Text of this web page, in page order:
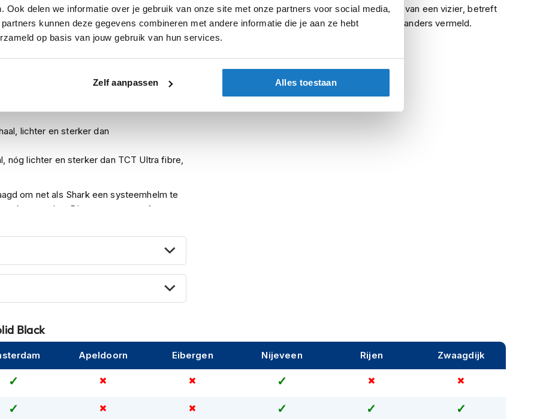
Ook delen we informatie over je gebruik van onze site met onze partners voor social media,
kunnen deze gegevens combineren met andere informatie die je aan ze hebt
op basis van jouw gebruik van hun services.
Zelf aanpassen Alles toestaan
daarvan de belangrijkste verschillen:
lichter en sterker dan
nóg lichter en sterker dan TCT Ultra fibre,
om net als Shark een systeemhelm te
kan worden. Dit zorgt voor een betere
de kinbak is weggeklapt. Ook is de
en komt intwee maten. Wat fijn is
is. Hierdoor is de EXO-Tech EVO zowel als
te minimaliseren.
Let op
Indien een helm is voorzien van een vizier, betreft
het een helder vizier, tenzij anders vermeld.
Black
Apeldoorn Eibergen Nijeveen Rijen Zwaagdijk